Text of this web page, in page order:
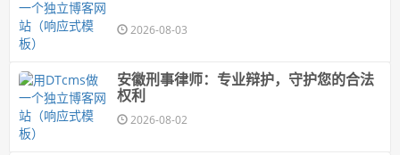
2026-08-03
安徽刑事律师：专业辩护，守护您的合法
权利
2026-08-02